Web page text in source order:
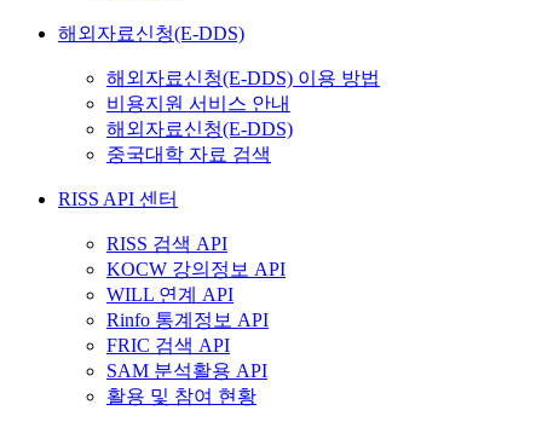
해외자료신청(E-DDS)
해외자료신청(E-DDS) 이용 방법
비용지원 서비스 안내
해외자료신청(E-DDS)
중국대학 자료 검색
RISS API 센터
RISS 검색 API
KOCW 강의정보 API
WILL 연계 API
Rinfo 통계정보 API
FRIC 검색 API
SAM 분석활용 API
활용 및 참여 현황